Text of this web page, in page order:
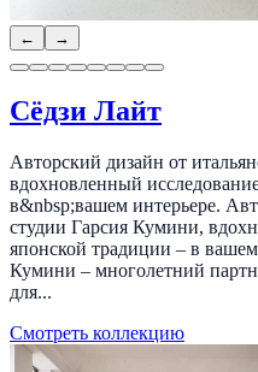
← →
Сёдзи Лайт
Авторский дизайн от
вдохновленный
в&nbsp;вашем интерьере.
студии Гарсия Кумини,
японской традиции – в
Кумини – многолетний
для...
Смотреть коллекцию